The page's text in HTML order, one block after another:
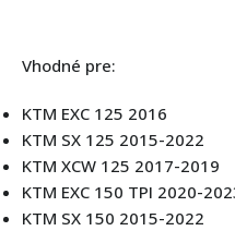
Vhodné pre:
KTM EXC 125 2016
KTM SX 125 2015-2022
KTM XCW 125 2017-2019
KTM EXC 150 TPI 2020-
KTM SX 150 2015-2022